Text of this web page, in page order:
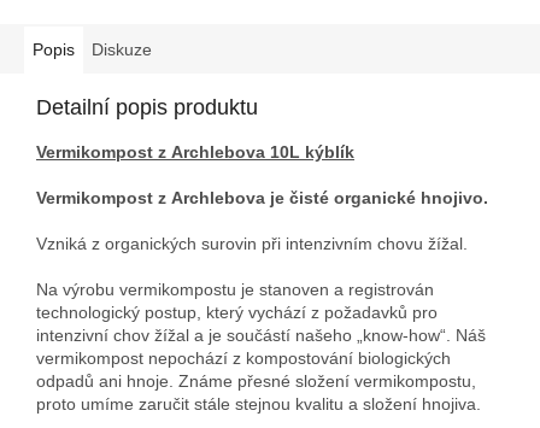
Popis Diskuze
Detailní popis produktu
Vermikompost z Archlebova 10L kýblík
Vermikompost z Archlebova je čisté organické hnojivo.
Vzniká z organických surovin při intenzivním chovu žížal.
Na výrobu vermikompostu je stanoven a registrován
technologický postup, který vychází z požadavků pro
intenzivní chov žížal a je součástí našeho „know-how“. Náš
vermikompost nepochází z kompostování biologických
odpadů ani hnoje. Známe přesné složení vermikompostu,
proto umíme zaručit stále stejnou kvalitu a složení hnojiva.